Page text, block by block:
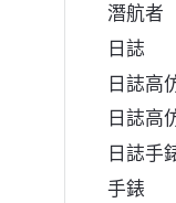
潛航者
日誌
日誌高
日誌高
日誌手
手錶